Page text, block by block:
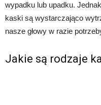
wypadku lub upadku.
kaski są wystarczająco
nasze głowy w razie
Jakie są rodzaje